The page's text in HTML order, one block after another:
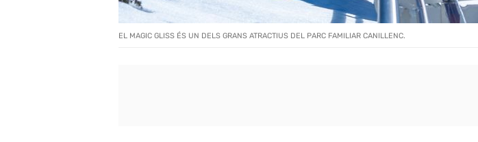
EL MAGIC GLISS ÉS UN DELS GRANS ATRACTIUS DEL PARC FAMILIAR CANILLENC.